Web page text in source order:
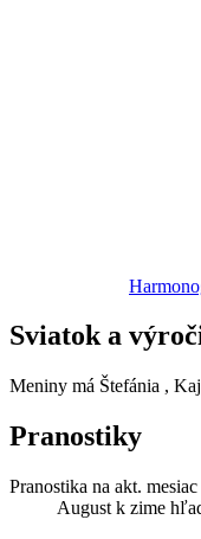
Sviatok a
Meniny má Štefánia ,
Pranostiky
Pranostika na akt. mesiac
August k zime